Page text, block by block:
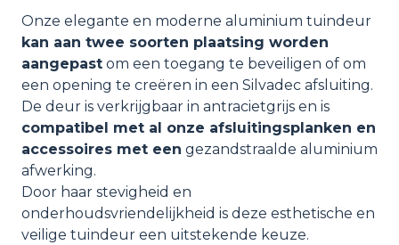
Onze elegante en moderne aluminium tuindeur
kan aan twee soorten plaatsing worden
aangepast om een toegang te beveiligen of om
een opening te creëren in een Silvadec afsluiting.
De deur is verkrijgbaar in antracietgrijs en is
compatibel met al onze afsluitingsplanken en
accessoires met een gezandstraalde aluminium
afwerking.
Door haar stevigheid en
onderhoudsvriendelijkheid is deze esthetische en
veilige tuindeur een uitstekende keuze.